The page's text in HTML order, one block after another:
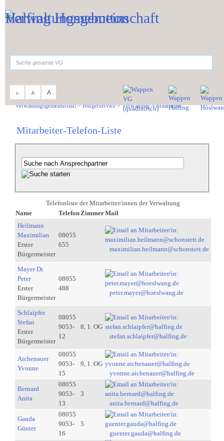
A A A
Verwaltungsgemeinschaft>Bürgerservice>Verwaltung>Mitarbeiter
Mitarbeiter-Telefon-Liste
Telefonliste der Mitarbeiter/innen der Verwaltung
Name
Telefon ZimmerMail
Heilmann
Maximilian
Erster
Bürgermeister
08055
655
maximilian.heilmann@schonstett.de
Mayer Dr.
Peter
Erster
Bürgermeister
08055
488
peter.mayer@hoeslwang.de
Schlaipfer
Stefan
Erster
Bürgermeister
08055
9053-
12
8, 1. OG
stefan.schlaipfer@halfing.de
Aichenauer
Yvonne
08055
9053-
15
9, 1. OG
yvonne.aichenauer@halfing.de
Bernard
Anita
08055
9053-
13
3
anita.bernard@halfing.de
Gauda
Günter
08055
9053-
16
5
guenter.gauda@halfing.de